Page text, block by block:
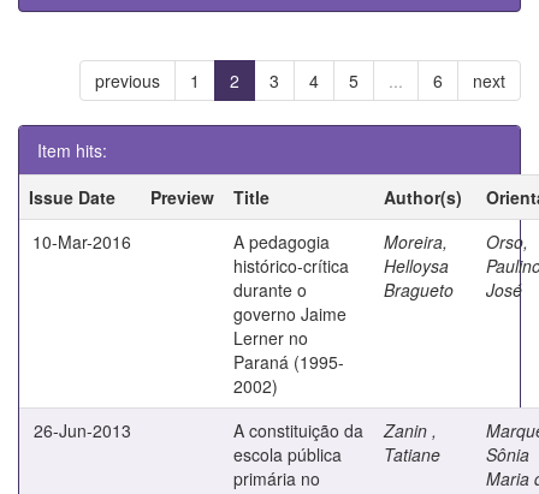
previous 1 2 3 4 5 ... 6 next
Item hits:
Issue Date
Preview Title Author(s)
10-Mar-2016
A pedagogia
histórico-crítica
durante o
governo Jaime
Lerner no
Paraná (1995-
2002)
Moreira,
Helloysa
Bragueto
Orso,
José
26-Jun-2013
A constituição da
escola pública
primária no
Zanin ,
Tatiane
Sônia
Maria